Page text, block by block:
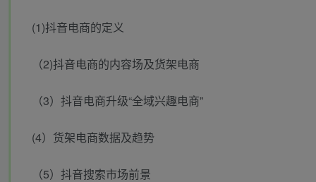
(1)抖音电商的定义
（2)抖音电商的内容场及货架电商
（3）抖音电商升级“全域兴趣电商”
(4）货架电商数据及趋势
（5）抖音搜索市场前景